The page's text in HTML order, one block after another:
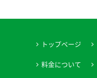
トップページ
料金について